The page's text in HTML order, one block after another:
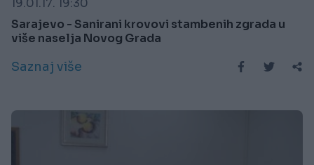
19.01.17. 19:30
Sarajevo - Sanirani krovovi stambenih zgrada u
više naselja Novog Grada
Saznaj više